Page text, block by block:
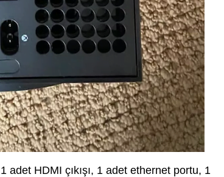
adet HDMI çıkışı, 1 adet ethernet portu, 1